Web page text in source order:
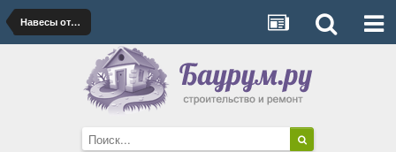
Навесы от производителя